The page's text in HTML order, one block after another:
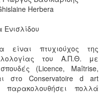
Herbera
πτυχιούχος της
του Α.Π.Θ. με
(Licence, Maîtrise,
στο Conservatoire d art
πολλά